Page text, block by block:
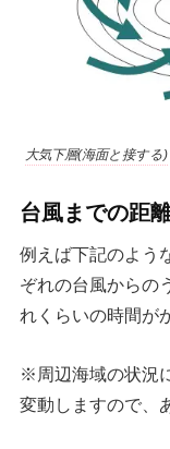
大気下層(海面と接する)
台風までの距
例えば下記のよう
ぞれの台風からの
れくらいの時間が
※周辺海域の状況
変動しますので、